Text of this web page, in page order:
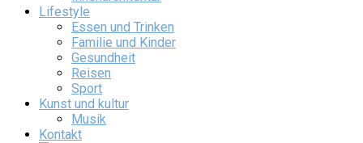
Lifestyle
Essen und Trinken
Familie und Kinder
Gesundheit
Reisen
Sport
Kunst und kultur
Musik
Kontakt